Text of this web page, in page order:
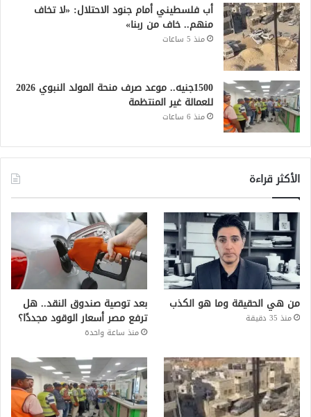
أب فلسطيني أمام جنود الاحتلال: «لا تخاف
منهم.. خاف من ربنا»
منذ 5 ساعات
1500جنيه.. موعد صرف منحة المولد النبوي 2026
للعمالة غير المنتظمة
منذ 6 ساعات
الأكثر قراءة
من هي الحقيقة وما هو الكذب
منذ 35 دقيقة
بعد توصية صندوق النقد.. هل
ترفع مصر أسعار الوقود مجددًا؟
منذ ساعة واحدة